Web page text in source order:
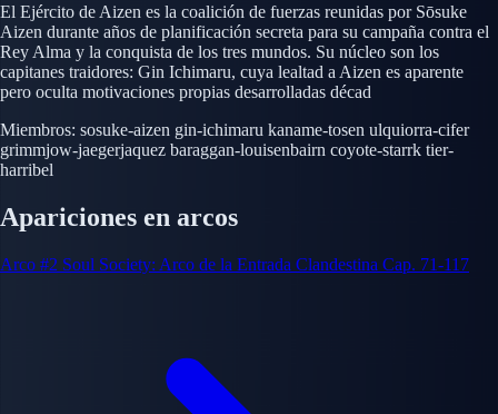
El Ejército de Aizen es la coalición de fuerzas reunidas por Sōsuke
Aizen durante años de planificación secreta para su campaña contra el
Rey Alma y la conquista de los tres mundos. Su núcleo son los
capitanes traidores: Gin Ichimaru, cuya lealtad a Aizen es aparente
pero oculta motivaciones propias desarrolladas décad
Miembros: sosuke-aizen gin-ichimaru kaname-tosen ulquiorra-cifer
grimmjow-jaegerjaquez baraggan-louisenbairn coyote-starrk tier-
harribel
Apariciones en arcos
Arco #2 Soul Society: Arco de la Entrada Clandestina Cap. 71-117